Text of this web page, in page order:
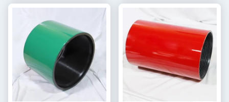
de olie- en gasindustrie